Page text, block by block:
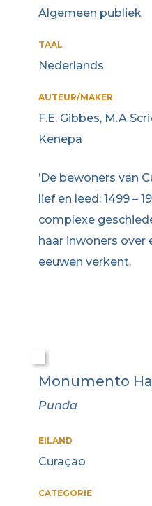
Algemeen publiek
TAAL
Nederlands
AUTEUR/MAKER
F.E. Gibbes, M.A
Kenepa
​’De bewoners van
lief en leed: 1499 –
complexe
haar inwoners over
eeuwen verkent.
Monumento
Punda
EILAND
Curaçao
CATEGORIE